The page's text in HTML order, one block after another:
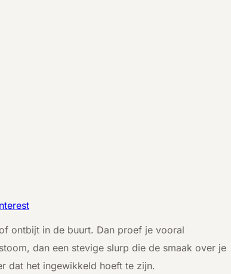
ontbijt in de buurt. Dan proef je vooral
dan een stevige slurp die de smaak over je
dat het ingewikkeld hoeft te zijn.